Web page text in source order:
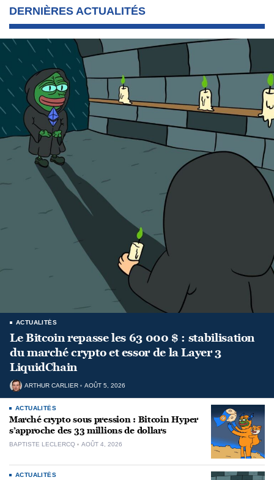
DERNIÈRES ACTUALITÉS
ACTUALITÉS
Le Bitcoin repasse les 63 000 $ : stabilisation
du marché crypto et essor de la Layer 3
LiquidChain
ARTHUR CARLIER AOÛT 5, 2026
ACTUALITÉS
Marché crypto sous pression : Bitcoin Hyper
s’approche des 33 millions de dollars
BAPTISTE LECLERCQ AOÛT 4, 2026
ACTUALITÉS